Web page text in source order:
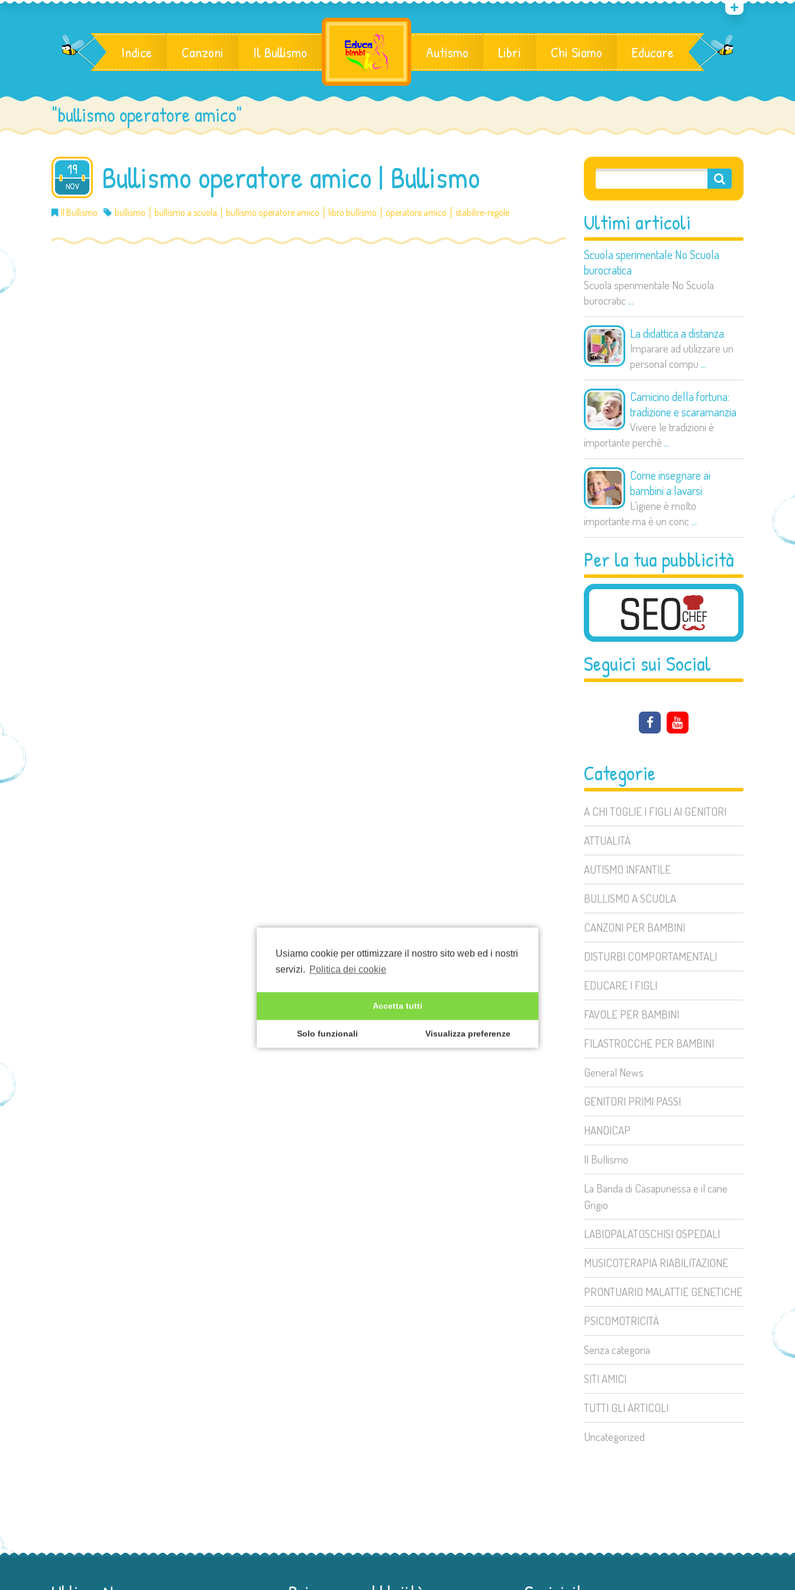
Usiamo cookie per ottimizzare il nostro sito web ed i nostri
servizi. Politica dei cookie
Accetta tutti
Solo funzionali Visualizza preferenze
Indice Canzoni Il Bullismo Autismo Libri Chi Siamo Educare
"bullismo operatore amico"
Ultimi articoli
Scuola sperimentale No Scuola
burocratica
Scuola sperimentale No Scuola
burocratic ...
La didattica a distanza
Imparare ad utilizzare un
personal compu ...
Camicino della fortuna:
tradizione e scaramanzia
Vivere le tradizioni è
importante perché ...
Come insegnare ai
bambini a lavarsi
L’igiene è molto
importante ma è un conc ...
Per la tua pubblicità
Seguici sui Social
Categorie
A CHI TOGLIE I FIGLI AI GENITORI
ATTUALITÀ
AUTISMO INFANTILE
BULLISMO A SCUOLA
CANZONI PER BAMBINI
DISTURBI COMPORTAMENTALI
EDUCARE I FIGLI
FAVOLE PER BAMBINI
FILASTROCCHE PER BAMBINI
General News
GENITORI PRIMI PASSI
HANDICAP
Il Bullismo
La Banda di Casapunessa e il cane
Grigio
LABIOPALATOSCHISI OSPEDALI
MUSICOTERAPIA RIABILITAZIONE
PRONTUARIO MALATTIE GENETICHE
PSICOMOTRICITÀ
Senza categoria
SITI AMICI
TUTTI GLI ARTICOLI
Uncategorized
19
NOV
2014 Bullismo operatore amico | Bullismo
Il Bullismo bullismo bullismo a scuola bullismo operatore amico libro bullismo operatore amico stabilire-regole